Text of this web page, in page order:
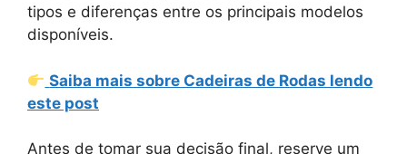
tipos e diferenças entre os principais modelos
disponíveis.
Saiba mais sobre Cadeiras de Rodas lendo
este post
Antes de tomar sua decisão final, reserve um